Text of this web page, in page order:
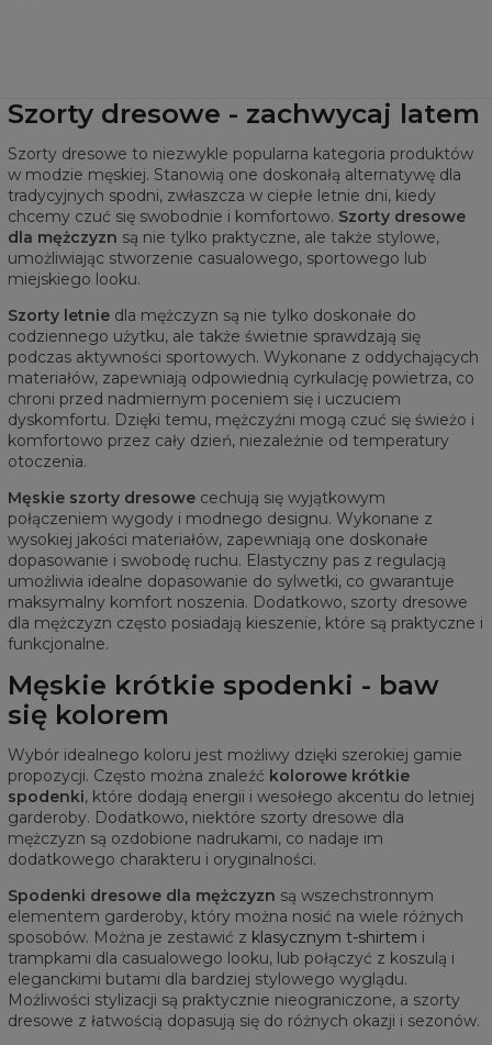
Szorty dresowe - zachwycaj latem
Szorty dresowe to niezwykle popularna kategoria produktów
w modzie męskiej. Stanowią one doskonałą alternatywę dla
tradycyjnych spodni, zwłaszcza w ciepłe letnie dni, kiedy
chcemy czuć się swobodnie i komfortowo. Szorty dresowe
dla mężczyzn są nie tylko praktyczne, ale także stylowe,
umożliwiając stworzenie casualowego, sportowego lub
miejskiego looku.
Szorty letnie dla mężczyzn są nie tylko doskonałe do
codziennego użytku, ale także świetnie sprawdzają się
podczas aktywności sportowych. Wykonane z oddychających
materiałów, zapewniają odpowiednią cyrkulację powietrza, co
chroni przed nadmiernym poceniem się i uczuciem
dyskomfortu. Dzięki temu, mężczyźni mogą czuć się świeżo i
komfortowo przez cały dzień, niezależnie od temperatury
otoczenia.
Męskie szorty dresowe cechują się wyjątkowym
połączeniem wygody i modnego designu. Wykonane z
wysokiej jakości materiałów, zapewniają one doskonałe
dopasowanie i swobodę ruchu. Elastyczny pas z regulacją
umożliwia idealne dopasowanie do sylwetki, co gwarantuje
maksymalny komfort noszenia. Dodatkowo, szorty dresowe
dla mężczyzn często posiadają kieszenie, które są praktyczne i
funkcjonalne.
Męskie krótkie spodenki - baw
się kolorem
Wybór idealnego koloru jest możliwy dzięki szerokiej gamie
propozycji. Często można znaleźć kolorowe krótkie
spodenki, które dodają energii i wesołego akcentu do letniej
garderoby. Dodatkowo, niektóre szorty dresowe dla
mężczyzn są ozdobione nadrukami, co nadaje im
dodatkowego charakteru i oryginalności.
Spodenki dresowe dla mężczyzn są wszechstronnym
elementem garderoby, który można nosić na wiele różnych
sposobów. Można je zestawić z klasycznym t-shirtem i
trampkami dla casualowego looku, lub połączyć z koszulą i
eleganckimi butami dla bardziej stylowego wyglądu.
Możliwości stylizacji są praktycznie nieograniczone, a szorty
dresowe z łatwością dopasują się do różnych okazji i sezonów.